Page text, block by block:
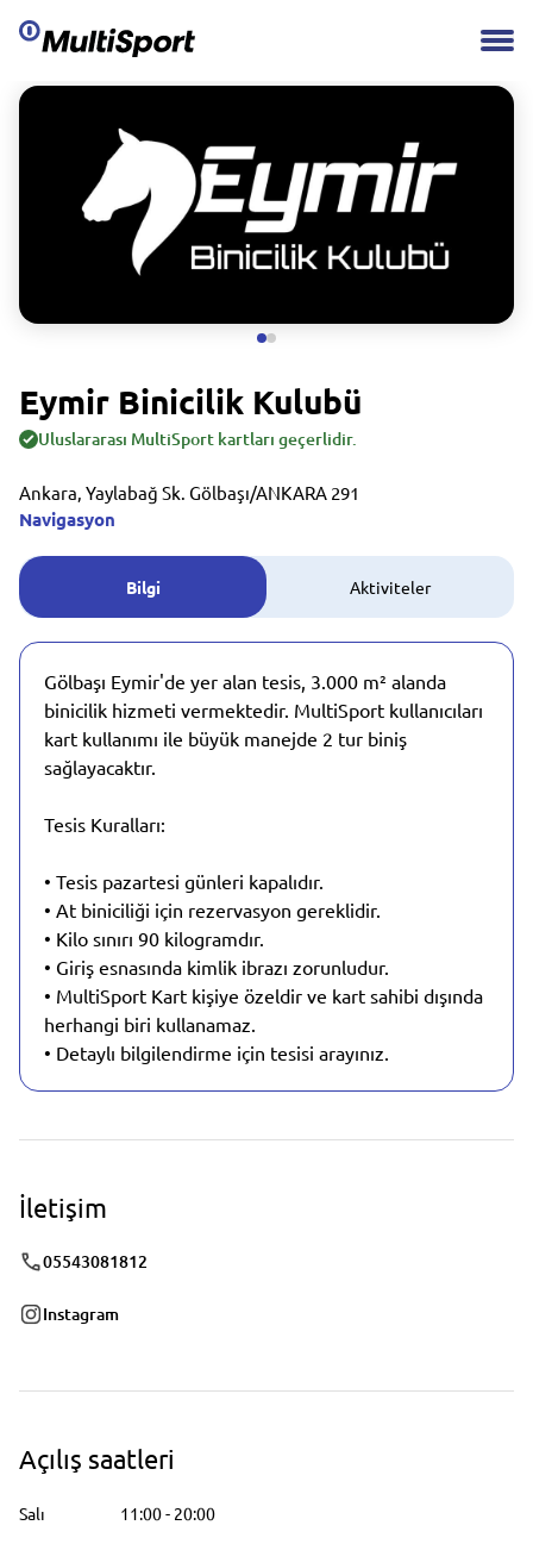
Eymir Binicilik Kulubü
Uluslararası MultiSport kartları geçerlidir.
Ankara, Yaylabağ Sk. Gölbaşı/ANKARA 291
Navigasyon
Bilgi Aktiviteler
Gölbaşı Eymir'de yer alan tesis, 3.000 m² alanda
binicilik hizmeti vermektedir. MultiSport kullanıcıları
kart kullanımı ile büyük manejde 2 tur biniş
sağlayacaktır.
Tesis Kuralları:
• Tesis pazartesi günleri kapalıdır.
• At biniciliği için rezervasyon gereklidir.
• Kilo sınırı 90 kilogramdır.
• Giriş esnasında kimlik ibrazı zorunludur.
• MultiSport Kart kişiye özeldir ve kart sahibi dışında
herhangi biri kullanamaz.
• Detaylı bilgilendirme için tesisi arayınız.
İletişim
05543081812
Instagram
Açılış saatleri
Salı 11:00- 20:00